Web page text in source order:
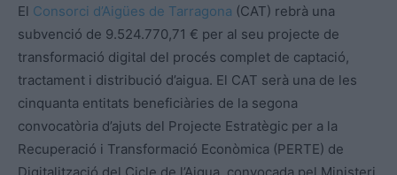
El Consorci d’Aigües de Tarragona (CAT) rebrà una
subvenció de 9.524.770,71 € per al seu projecte de
transformació digital del procés complet de captació,
tractament i distribució d’aigua. El CAT serà una de les
cinquanta entitats beneficiàries de la segona
convocatòria d’ajuts del Projecte Estratègic per a la
Recuperació i Transformació Econòmica (PERTE) de